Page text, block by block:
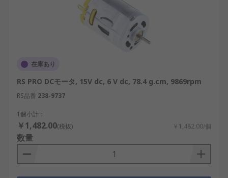
DCモーターメーカー
DCモーターは信頼性が重視されるため、安定したブ
ランドの製品を選択することが重要です。知名ブラ
ンドや国内メーカーが多数存在します。
RS PRO：高コストパフォーマンスの完成度が
高いモーターを提供。
Crouzet：工業用通信製品や自動化システム向
けの高品質モーターを製造。
Maxon：高精度な小型モーターで知られ、ロ
ボティクス分野に優れる。
在庫あり
RS PRO DCモータ, 15V dc, 6 V dc, 78.4 g.cm, 9869rpm
RS品番 238-9737
1個小計：
￥1,482.00(税抜) ￥1,482.00/個
数量